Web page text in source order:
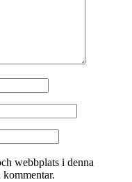
webbplats i denna